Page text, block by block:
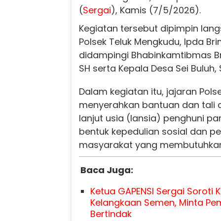
(Sergai), Kamis (7/5/2026).
Kegiatan tersebut dipimpin
Polsek Teluk Mengkudu, Ipda
didampingi Bhabinkamtibmas
SH serta Kepala Desa Sei Buluh,
Dalam kegiatan itu, jajaran
menyerahkan bantuan dan tali
lanjut usia (lansia) penghuni
bentuk kepedulian sosial dan
masyarakat yang
Baca Juga:
Ketua GAPENSI Sergai Soroti
Kelangkaan Semen, Minta
Bertindak